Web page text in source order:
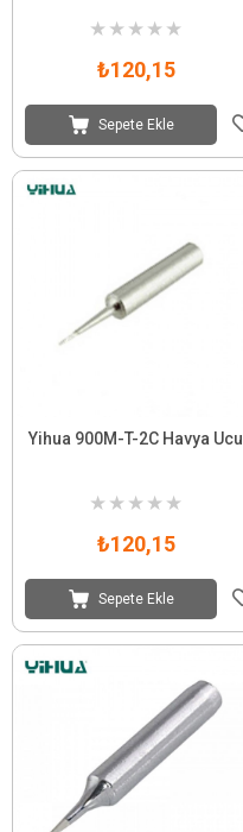
★ ★ ★ ★ ★
₺120,15
Sepete Ekle
Yihua 900M-T-2C Havya Ucu
★ ★ ★ ★ ★
₺120,15
Sepete Ekle